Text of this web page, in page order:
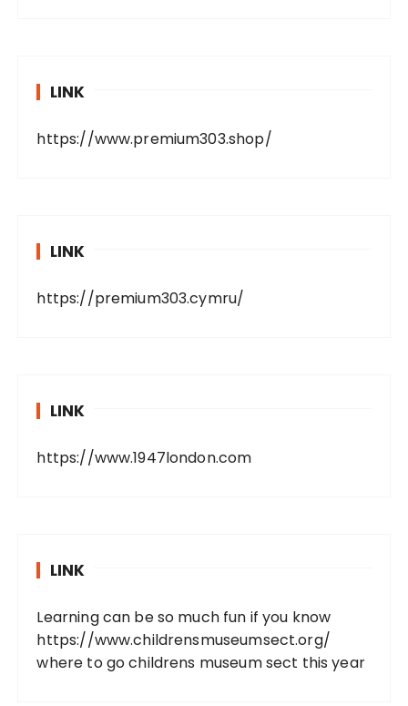
LINK
https://www.premium303.shop/
LINK
https://premium303.cymru/
LINK
https://www.1947london.com
LINK
Learning can be so much fun if you know
https://www.childrensmuseumsect.org/
where to go childrens museum sect this year